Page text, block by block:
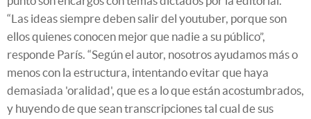
“Las ideas siempre deben salir del youtuber, porque son
ellos quienes conocen mejor que nadie a su público”,
responde París. “Según el autor, nosotros ayudamos más o
menos con la estructura, intentando evitar que haya
demasiada 'oralidad', que es a lo que están acostumbrados,
y huyendo de que sean transcripciones tal cual de sus